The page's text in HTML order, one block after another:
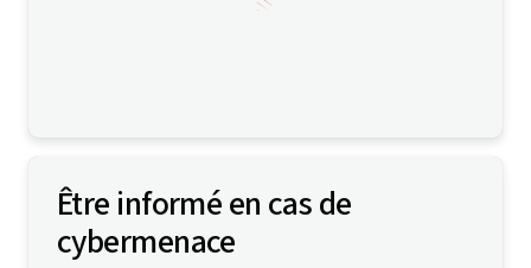
Être informé en cas de
cybermenace